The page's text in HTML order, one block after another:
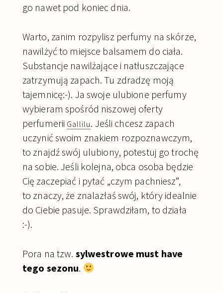
go nawet pod koniec dnia.
Warto, zanim rozpylisz perfumy na skórze,
nawilżyć to miejsce balsamem do ciała.
Substancje nawilżające i natłuszczające
zatrzymują zapach. Tu zdradzę moją
tajemnicę:-). Ja swoje ulubione perfumy
wybieram spośród niszowej oferty
perfumerii Gallilu. Jeśli chcesz zapach
uczynić swoim znakiem rozpoznawczym,
to znajdź swój ulubiony, potestuj go trochę
na sobie. Jeśli kolejna, obca osoba będzie
Cię zaczepiać i pytać „czym pachniesz”,
to znaczy, że znalazłaś swój, który idealnie
do Ciebie pasuje. Sprawdziłam, to działa
:-).
Pora na tzw. sylwestrowe must have
tego sezonu.